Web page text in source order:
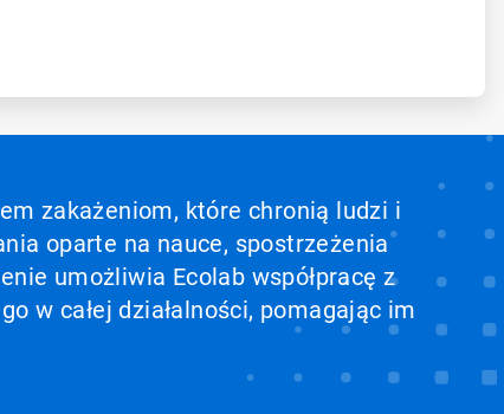
zakażeniom, które chronią ludzi i
oparte na nauce, spostrzeżenia
umożliwia Ecolab współpracę z
w całej działalności, pomagając im